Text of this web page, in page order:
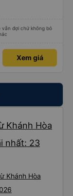
vẫn đợi chứ không bỏ
Xem giá
Khánh Hòa
nhất: 23
Khánh Hòa